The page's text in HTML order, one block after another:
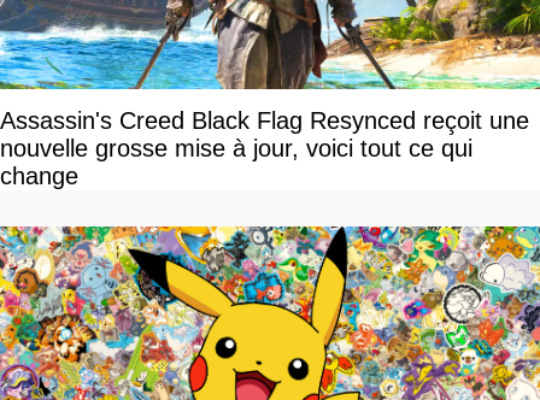
Assassin's Creed Black Flag Resynced reçoit une
nouvelle grosse mise à jour, voici tout ce qui
change